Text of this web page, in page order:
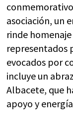
asociación, un
rinde
representados
evocados por
incluye un
Albacete, que
apoyo y